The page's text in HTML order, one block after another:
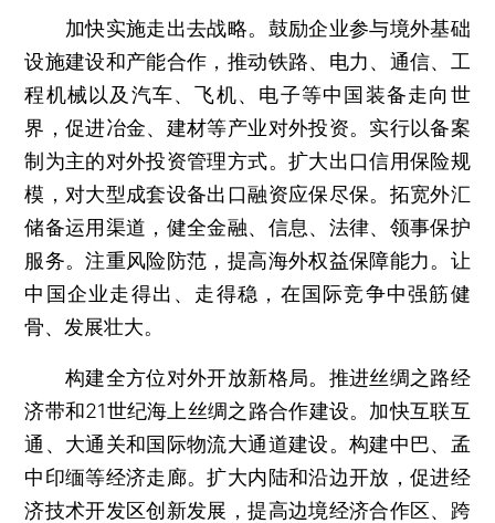
加快实施走出去战略。鼓励企业参与境外基础
设施建设和产能合作，推动铁路、电力、通信、工
程机械以及汽车、飞机、电子等中国装备走向世
界，促进冶金、建材等产业对外投资。实行以备案
制为主的对外投资管理方式。扩大出口信用保险规
模，对大型成套设备出口融资应保尽保。拓宽外汇
储备运用渠道，健全金融、信息、法律、领事保护
服务。注重风险防范，提高海外权益保障能力。让
中国企业走得出、走得稳，在国际竞争中强筋健
骨、发展壮大。
构建全方位对外开放新格局。推进丝绸之路经
济带和21世纪海上丝绸之路合作建设。加快互联互
通、大通关和国际物流大通道建设。构建中巴、孟
中印缅等经济走廊。扩大内陆和沿边开放，促进经
济技术开发区创新发展，提高边境经济合作区、跨